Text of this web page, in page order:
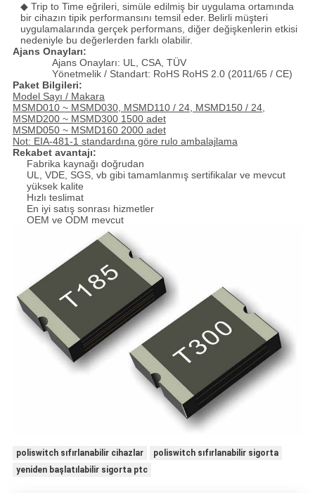
◆ Trip to Time eğrileri, simüle edilmiş bir uygulama ortamında
bir cihazın tipik performansını temsil eder. Belirli müşteri
uygulamalarında gerçek performans, diğer değişkenlerin etkisi
nedeniyle bu değerlerden farklı olabilir.
Ajans Onayları:
Ajans Onayları: UL, CSA, TÜV
Yönetmelik / Standart: RoHS RoHS 2.0 (2011/65 / CE)
Paket Bilgileri:
Model Sayı / Makara
MSMD010 ~ MSMD030, MSMD110 / 24, MSMD150 / 24,
MSMD200 ~ MSMD300 1500 adet
MSMD050 ~ MSMD160 2000 adet
Not: EIA-481-1 standardına göre rulo ambalajlama
Rekabet avantajı:
Fabrika kaynağı doğrudan
UL, VDE, SGS, vb gibi tamamlanmış sertifikalar ve mevcut
yüksek kalite
Hızlı teslimat
En iyi satış sonrası hizmetler
OEM ve ODM mevcut
poliswitch sıfırlanabilir cihazlar
poliswitch sıfırlanabilir sigorta
yeniden başlatılabilir sigorta ptc